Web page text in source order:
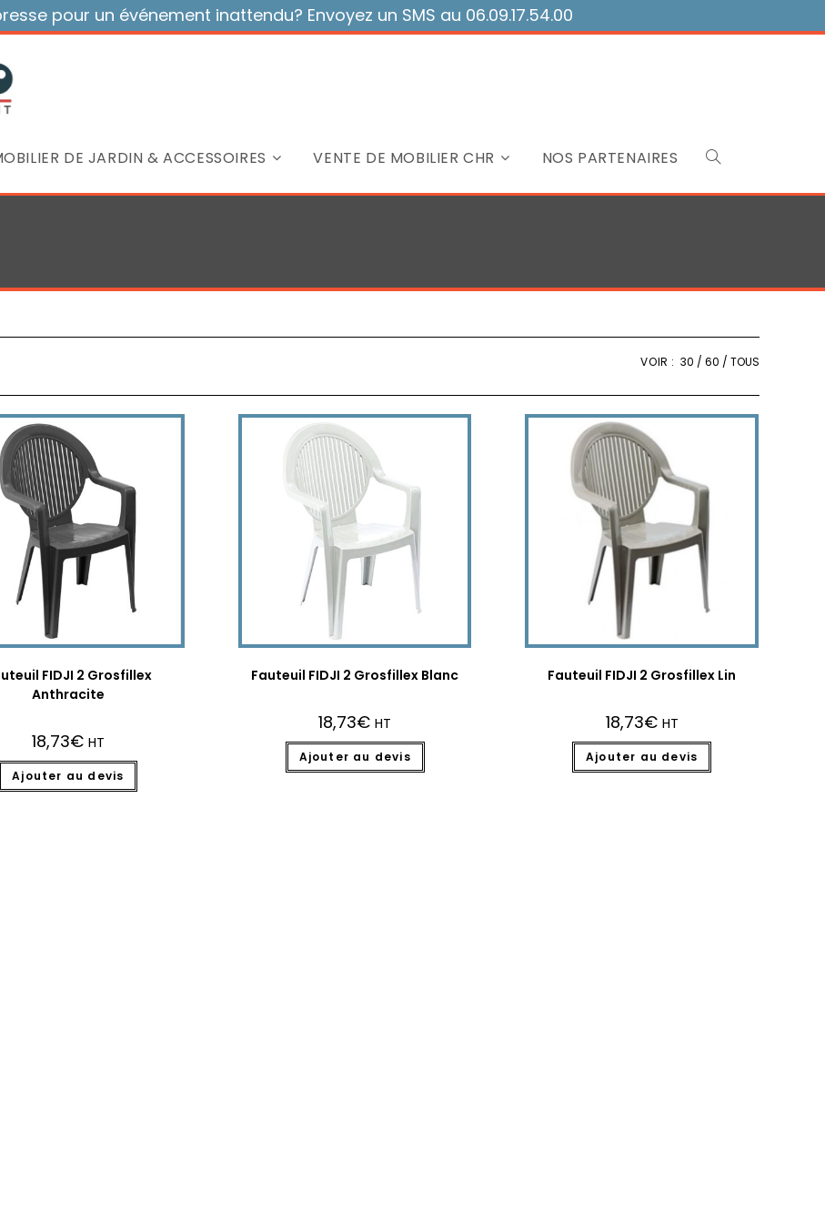
pour un événement inattendu? Envoyez un SMS au 06.09.17.54.00
DE JARDIN & ACCESSOIRES VENTE DE MOBILIER CHR NOS PARTENAIRES Toggle
search
VOIR : 30 60 TOUS
FIDJI 2 Grosfillex
Anthracite
18,73€ HT
Ajouter au devis
Fauteuil FIDJI 2 Grosfillex Blanc
18,73€ HT
Ajouter au devis
Fauteuil FIDJI 2 Grosfillex Lin
18,73€ HT
Ajouter au devis